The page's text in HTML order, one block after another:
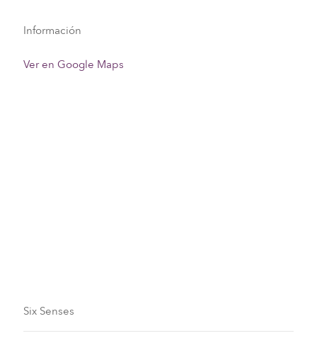
Información
Ver en Google Maps
Six Senses